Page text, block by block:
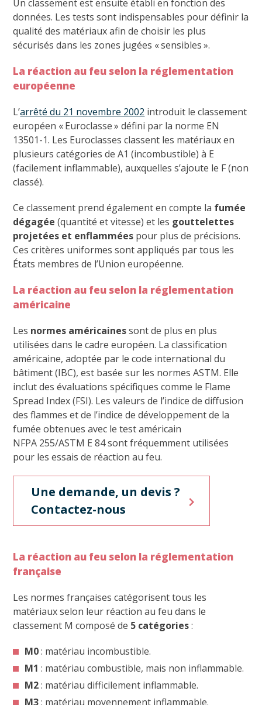
Un classement est ensuite établi en fonction des
données. Les tests sont indispensables pour définir la
qualité des matériaux afin de choisir les plus
sécurisés dans les zones jugées « sensibles ».
La réaction au feu selon la réglementation
européenne
L’arrêté du 21 novembre 2002 introduit le classement
européen « Euroclasse » défini par la norme EN
13501-1. Les Euroclasses classent les matériaux en
plusieurs catégories de A1 (incombustible) à E
(facilement inflammable), auxquelles s’ajoute le F (non
classé).
Ce classement prend également en compte la fumée
dégagée (quantité et vitesse) et les gouttelettes
projetées et enflammées pour plus de précisions.
Ces critères uniformes sont appliqués par tous les
États membres de l’Union européenne.
La réaction au feu selon la réglementation
américaine
Les normes américainessont de plus en plus
utilisées dans le cadre européen. La classification
américaine, adoptée par le code international du
bâtiment (IBC), est basée sur les normes ASTM. Elle
inclut des évaluations spécifiques comme le Flame
Spread Index (FSI). Les valeurs de l’indice de diffusion
des flammes et de l’indice de développement de la
fumée obtenues avec le test américain
NFPA 255/ASTM E 84 sont fréquemment utilisées
pour les essais de réaction au feu.
Une demande, un devis ?
Contactez-nous
La réaction au feu selon la réglementation
française
Les normes françaises catégorisent tous les
matériaux selon leur réaction au feu dans le
classement M composé de 5 catégories:
M0: matériau incombustible.
M1 : matériau combustible, mais non inflammable.
M2: matériau difficilement inflammable.
M3: matériau moyennement inflammable.